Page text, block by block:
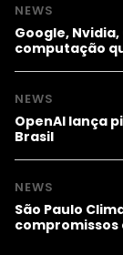
NEWS
Google,
computação
NEWS
OpenAI lança
Brasil
NEWS
São Paulo
compromissos